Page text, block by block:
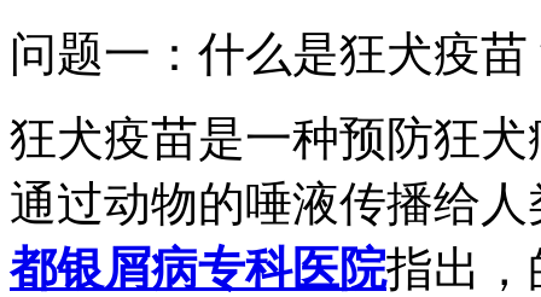
问题一：什么是狂犬疫苗
狂犬疫苗是一种预防狂
通过动物的唾液传播给
都银屑病专科医院指出，